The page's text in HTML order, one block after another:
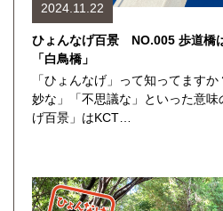
2024.11.22
ひょんなげ百景 NO.005 歩道橋
「白鳥橋」
「ひょんなげ」って知ってます
妙な」「不思議な」といった意
げ百景」はKCT…